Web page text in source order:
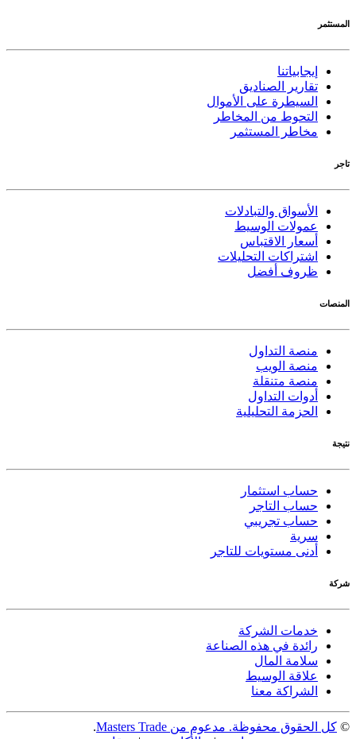
المستثمر
إيجابياتنا
تقارير الصناديق
السيطرة على الأموال
التحوط من المخاطر
مخاطر المستثمر
تاجر
الأسواق والتبادلات
عمولات الوسيط
أسعار الاقتباس
اشتراكات التحليلات
ظروف أفضل
المنصات
منصة التداول
منصة الويب
منصة متنقلة
أدوات التداول
الحزمة التحليلية
نتيجة
حساب استثمار
حساب التاجر
حساب تجريبي
سرية
أدنى مستويات للتاجر
شركة
خدمات الشركة
رائدة في هذه الصناعة
سلامة المال
علاقة الوسيط
الشراكة معنا
© كل الحقوق محفوظة. مدعوم من Masters Trade
.